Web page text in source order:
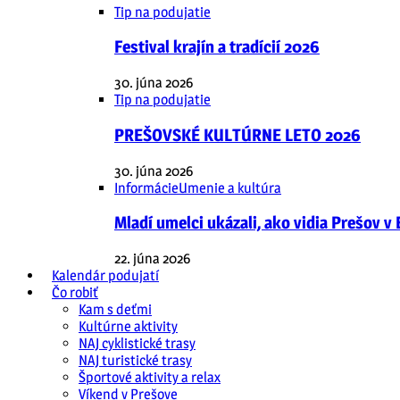
Tip na podujatie
Festival krajín a tradícií 2026
30. júna 2026
Tip na podujatie
PREŠOVSKÉ KULTÚRNE LETO 2026
30. júna 2026
InformácieUmenie a kultúra
Mladí umelci ukázali, ako vidia Prešov v
22. júna 2026
Kalendár podujatí
Čo robiť
Kam s deťmi
Kultúrne aktivity
NAJ cyklistické trasy
NAJ turistické trasy
Športové aktivity a relax
Víkend v Prešove